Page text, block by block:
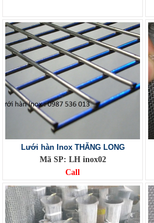
Lưới hàn Inox THĂNG LONG
Mã SP: LH inox02
Call